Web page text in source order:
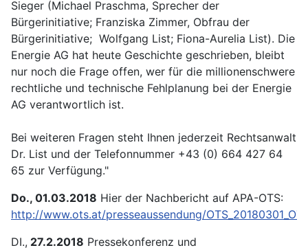
Sieger (Michael Praschma, Sprecher der
Bürgerinitiative; Franziska Zimmer, Obfrau der
Bürgerinitiative; Wolfgang List; Fiona-Aurelia List). Die
Energie AG hat heute Geschichte geschrieben, bleibt
nur noch die Frage offen, wer für die millionenschwere
rechtliche und technische Fehlplanung bei der Energie
AG verantwortlich ist.
Bei weiteren Fragen steht Ihnen jederzeit Rechtsanwalt
Dr. List und der Telefonnummer +43 (0) 664 427 64
65 zur Verfügung."
Do., 01.03.2018 Hier der Nachbericht auf APA-OTS:
http://www.ots.at/presseaussendung/
DI., 27.2.2018 Pressekonferenz und